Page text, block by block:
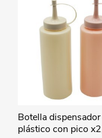
Botella
plástico con pico